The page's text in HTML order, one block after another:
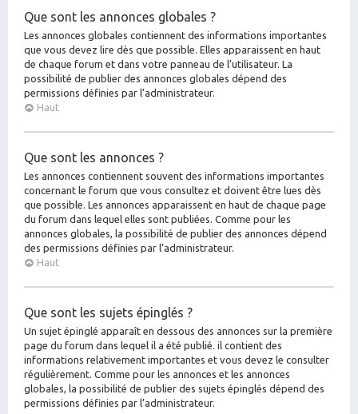
Que sont les annonces globales ?
Les annonces globales contiennent des informations importantes
que vous devez lire dès que possible. Elles apparaissent en haut
de chaque forum et dans votre panneau de l’utilisateur. La
possibilité de publier des annonces globales dépend des
permissions définies par l’administrateur.
Haut
Que sont les annonces ?
Les annonces contiennent souvent des informations importantes
concernant le forum que vous consultez et doivent être lues dès
que possible. Les annonces apparaissent en haut de chaque page
du forum dans lequel elles sont publiées. Comme pour les
annonces globales, la possibilité de publier des annonces dépend
des permissions définies par l’administrateur.
Haut
Que sont les sujets épinglés ?
Un sujet épinglé apparaît en dessous des annonces sur la première
page du forum dans lequel il a été publié. il contient des
informations relativement importantes et vous devez le consulter
régulièrement. Comme pour les annonces et les annonces
globales, la possibilité de publier des sujets épinglés dépend des
permissions définies par l’administrateur.